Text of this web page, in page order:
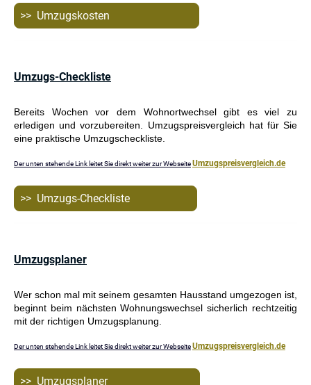
>> Umzugskosten
Umzugs-Checkliste
Bereits Wochen vor dem Wohnortwechsel gibt es viel zu
erledigen und vorzubereiten. Umzugspreisvergleich hat für Sie
eine praktische Umzugscheckliste.
Der unten stehende Link leitet Sie direkt weiter zur WebseiteUmzugspreisvergleich.de
>> Umzugs-Checkliste
Umzugsplaner
Wer schon mal mit seinem gesamten Hausstand umgezogen ist,
beginnt beim nächsten Wohnungswechsel sicherlich rechtzeitig
mit der richtigen Umzugsplanung.
Der unten stehende Link leitet Sie direkt weiter zur WebseiteUmzugspreisvergleich.de
>> Umzugsplaner